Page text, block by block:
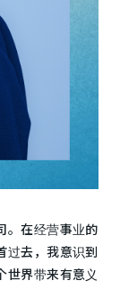
。在经营事业的
过去，我意识到
世界带来有意义